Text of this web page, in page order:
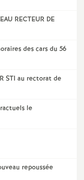
RECTEUR DE
des cars du 56
STI au rectorat de
le
repoussée